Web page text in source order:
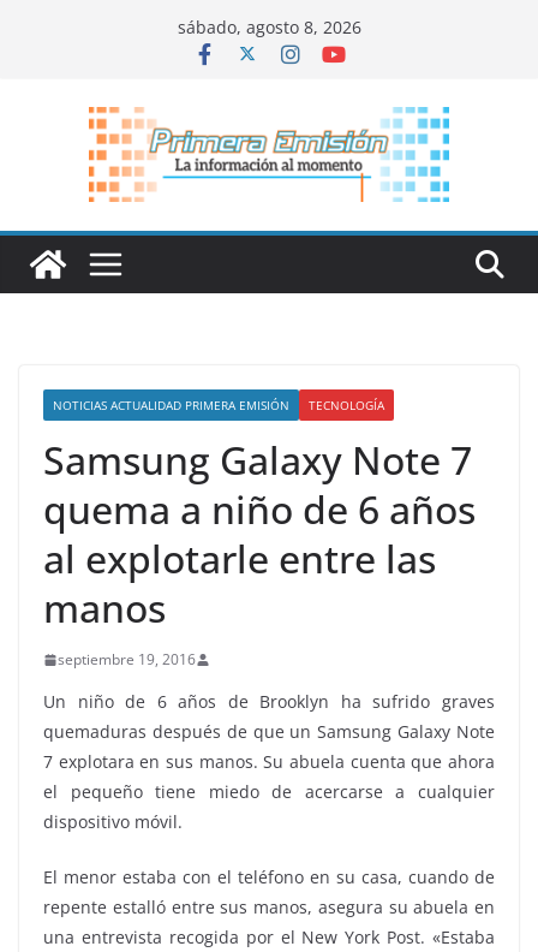
sábado, agosto 8, 2026
NOTICIAS ACTUALIDAD PRIMERA EMISIÓN TECNOLOGÍA
Samsung Galaxy Note 7
quema a niño de 6 años
al explotarle entre las
manos
septiembre 19, 2016
Un niño de 6 años de Brooklyn ha sufrido graves
quemaduras después de que un Samsung Galaxy Note
7 explotara en sus manos. Su abuela cuenta que ahora
el pequeño tiene miedo de acercarse a cualquier
dispositivo móvil.
El menor estaba con el teléfono en su casa, cuando de
repente estalló entre sus manos, asegura su abuela en
una entrevista recogida por el New York Post. «Estaba